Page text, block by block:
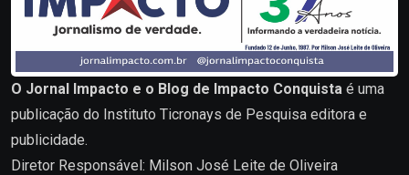
O Jornal Impacto e o Blog de Impacto Conquista é uma
publicação do Instituto Ticronays de Pesquisa editora e
publicidade.
Diretor Responsável: Milson José Leite de Oliveira